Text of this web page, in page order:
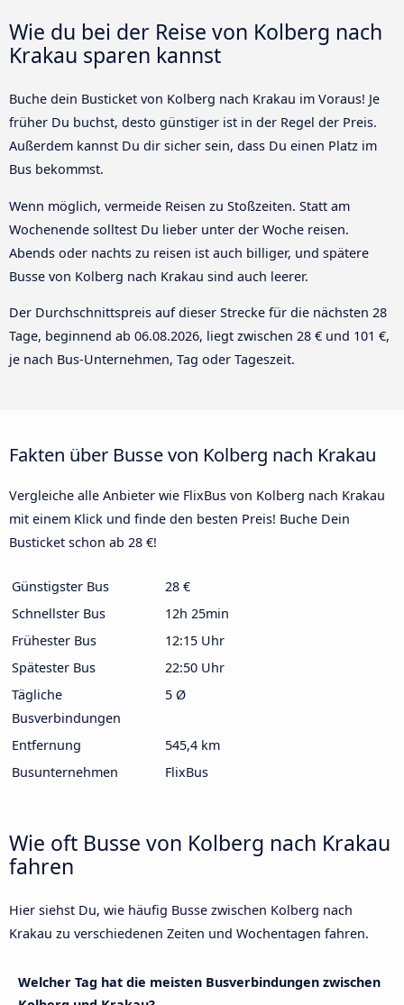
Wie du bei der Reise von Kolberg nach
Krakau sparen kannst
Buche dein Busticket von Kolberg nach Krakau im Voraus! Je
früher Du buchst, desto günstiger ist in der Regel der Preis.
Außerdem kannst Du dir sicher sein, dass Du einen Platz im
Bus bekommst.
Wenn möglich, vermeide Reisen zu Stoßzeiten. Statt am
Wochenende solltest Du lieber unter der Woche reisen.
Abends oder nachts zu reisen ist auch billiger, und spätere
Busse von Kolberg nach Krakau sind auch leerer.
Der Durchschnittspreis auf dieser Strecke für die nächsten 28
Tage, beginnend ab 06.08.2026, liegt zwischen 28 € und 101 €,
je nach Bus-Unternehmen, Tag oder Tageszeit.
Fakten über Busse von Kolberg nach Krakau
Vergleiche alle Anbieter wie FlixBus von Kolberg nach Krakau
mit einem Klick und finde den besten Preis! Buche Dein
Busticket schon ab 28 €!
Günstigster Bus
28 €
Schnellster Bus
12h 25min
Frühester Bus
12:15 Uhr
Spätester Bus
22:50 Uhr
Tägliche
Busverbindungen
5 Ø
Entfernung
545,4 km
Busunternehmen
FlixBus
Wie oft Busse von Kolberg nach Krakau
fahren
Hier siehst Du, wie häufig Busse zwischen Kolberg nach
Krakau zu verschiedenen Zeiten und Wochentagen fahren.
Welcher Tag hat die meisten Busverbindungen zwischen